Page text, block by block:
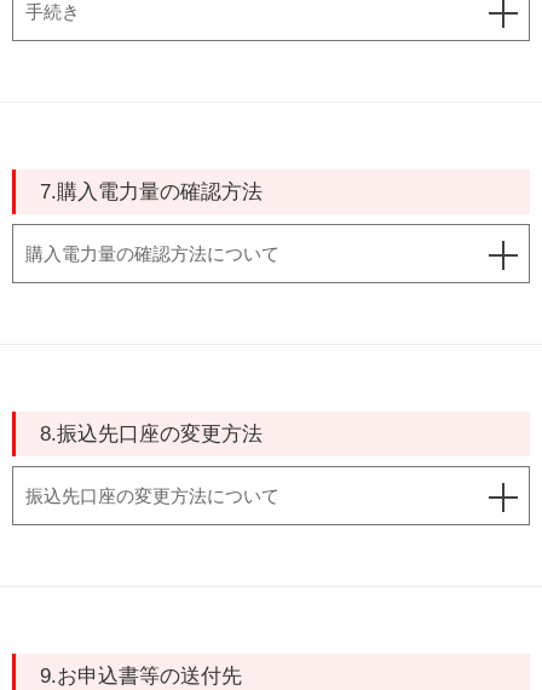
手続き
7.購入電力量の確認方法
購入電力量の確認方法について
8.振込先口座の変更方法
振込先口座の変更方法について
9.お申込書等の送付先